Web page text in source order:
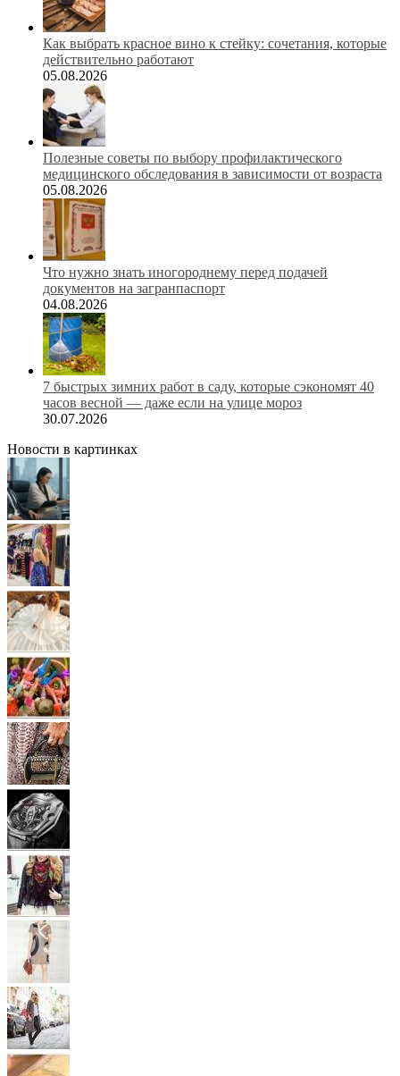
Как выбрать красное вино к стейку: сочетания, которые
действительно работают
05.08.2026
Полезные советы по выбору профилактического
медицинского обследования в зависимости от возраста
05.08.2026
Что нужно знать иногороднему перед подачей
документов на загранпаспорт
04.08.2026
7 быстрых зимних работ в саду, которые сэкономят 40
часов весной — даже если на улице мороз
30.07.2026
Новости в картинках